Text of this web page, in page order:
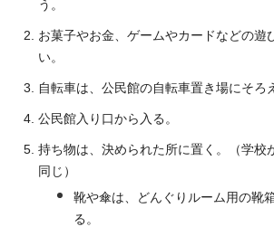
う。
お菓子やお金、ゲームやカードなどの遊
い。
自転車は、公民館の自転車置き場にそろ
公民館入り口から入る。
持ち物は、決められた所に置く。（学校
同じ）
靴や傘は、どんぐりルーム用の靴
る。